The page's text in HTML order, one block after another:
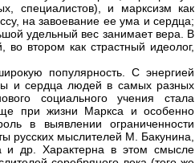
специалистов), и марксизм как
на завоевание ее ума и сердца;
удельный вес занимает вера. В
втором как страстный идеолог,
популярность. С энергией
и сердца людей в самых разных
социального учения стала
при жизни Маркса и особенно
в выявлении ограниченности
русских мыслителей М. Бакунина,
и др. Характерна в этом смысле